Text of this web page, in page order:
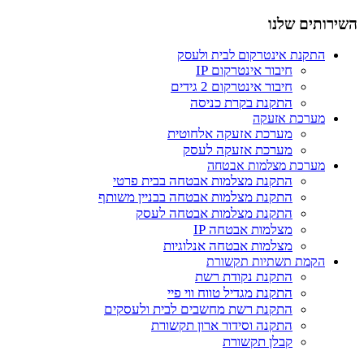
שלנו
התקנת אינטרקום לבית ולעסק
חיבור אינטרקום IP
חיבור אינטרקום 2 גידים
התקנת בקרת כניסה
מערכת אזעקה
מערכת אזעקה אלחוטית
מערכת אזעקה לעסק
מערכת מצלמות אבטחה
התקנת מצלמות אבטחה בבית פרטי
התקנת מצלמות אבטחה בבניין משותף
התקנת מצלמות אבטחה לעסק
מצלמות אבטחה IP
מצלמות אבטחה אנלוגיות
הקמת תשתיות תקשורת
התקנת נקודת רשת
התקנת מגדיל טווח ווי פיי
התקנת רשת מחשבים לבית ולעסקים
התקנה וסידור ארון תקשורת
קבלן תקשורת